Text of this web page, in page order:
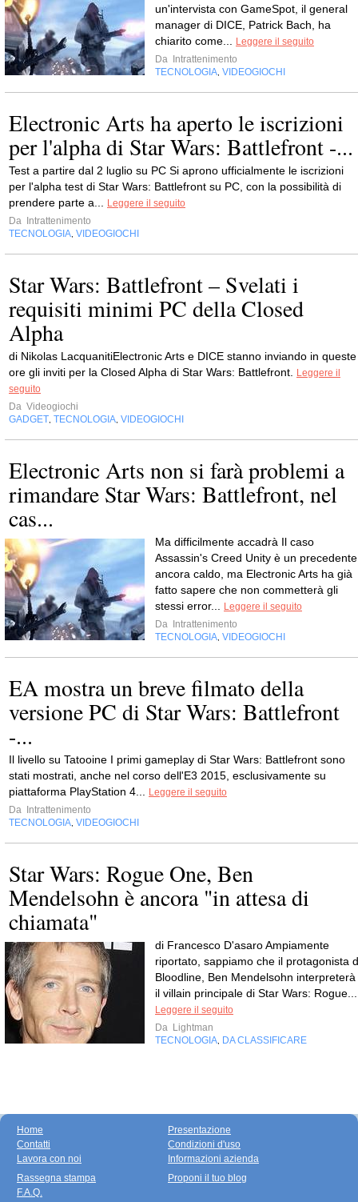
un'intervista con GameSpot, il general
manager di DICE, Patrick Bach, ha
chiarito come...
Leggere il seguito
Da
Intrattenimento
TECNOLOGIA VIDEOGIOCHI
Electronic Arts ha aperto le iscrizioni
per l'alpha di Star Wars: Battlefront -...
Test a partire dal 2 luglio su PC Si aprono ufficialmente le iscrizioni
per l'alpha test di Star Wars: Battlefront su PC, con la possibilità di
prendere parte a...
Leggere il seguito
Da
Intrattenimento
TECNOLOGIA VIDEOGIOCHI
Star Wars: Battlefront – Svelati i
requisiti minimi PC della Closed
Alpha
di Nikolas LacquanitiElectronic Arts e DICE stanno inviando in queste
ore gli inviti per la Closed Alpha di Star Wars: Battlefront.
Leggere il
seguito
Da Videogiochi
GADGET TECNOLOGIA VIDEOGIOCHI
Electronic Arts non si farà problemi a
rimandare Star Wars: Battlefront, nel
cas...
Ma difficilmente accadrà Il caso
Assassin's Creed Unity è un precedente
ancora caldo, ma Electronic Arts ha già
fatto sapere che non commetterà gli
stessi error...
Leggere il seguito
Da
Intrattenimento
TECNOLOGIA VIDEOGIOCHI
EA mostra un breve filmato della
versione PC di Star Wars: Battlefront
-...
Il livello su Tatooine I primi gameplay di Star Wars: Battlefront sono
stati mostrati, anche nel corso dell'E3 2015, esclusivamente su
piattaforma PlayStation 4...
Leggere il seguito
Da
Intrattenimento
TECNOLOGIA VIDEOGIOCHI
Star Wars: Rogue One, Ben
Mendelsohn è ancora "in attesa di
chiamata"
di Francesco D'asaro Ampiamente
riportato, sappiamo che il protagonista
Bloodline, Ben Mendelsohn interpreterà
il villain principale di Star Wars: Rogue...
Leggere il seguito
Da Lightman
TECNOLOGIA DA CLASSIFICARE
Home
Contatti
Lavora con noi
Presentazione
Condizioni d'uso
Informazioni azienda
Rassegna stampa
F.A.Q.
Proponi il tuo blog